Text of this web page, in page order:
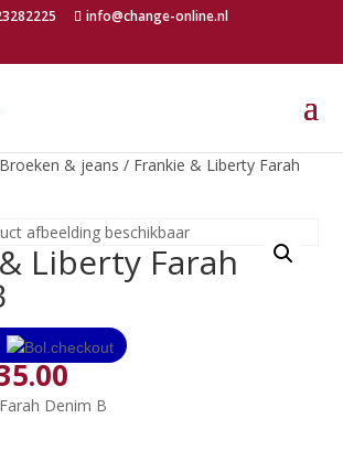
info@change-online.nl
Broeken & jeans / Frankie & Liberty Farah
Liberty Farah
Huidige
prijs
is:
Denim B